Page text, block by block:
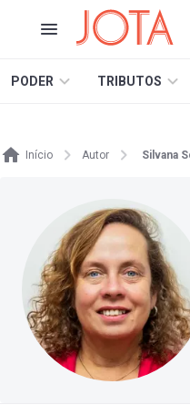
PODER TRIBUTOS
Início Autor Silvana